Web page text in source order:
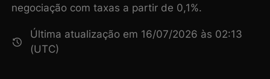
negociação com taxas a partir de 0,1%.
Última atualização em 16/07/2026 às 02:13
(UTC)